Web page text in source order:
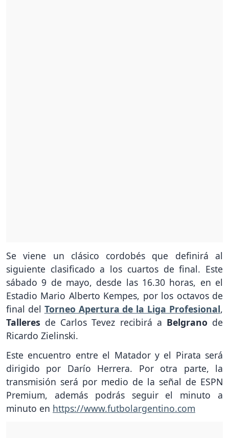
Se viene un clásico cordobés que definirá al
siguiente clasificado a los cuartos de final. Este
sábado 9 de mayo, desde las 16.30 horas, en el
Estadio Mario Alberto Kempes, por los octavos de
final del Torneo Apertura de la Liga Profesional,
Talleres de Carlos Tevez recibirá a Belgrano de
Ricardo Zielinski.
Este encuentro entre el Matador y el Pirata será
dirigido por Darío Herrera. Por otra parte, la
transmisión será por medio de la señal de ESPN
Premium, además podrás seguir el minuto a
minuto en https://www.futbolargentino.com